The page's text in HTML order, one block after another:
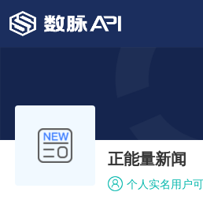
正能量新闻
个人实名用户